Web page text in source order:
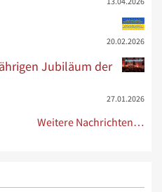
20.02.2026
Jubiläum der
27.01.2026
Weitere Nachrichten…